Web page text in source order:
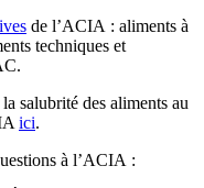
de l’ACIA : aliments à
techniques et
salubrité des aliments au
ici.
à l’ACIA :